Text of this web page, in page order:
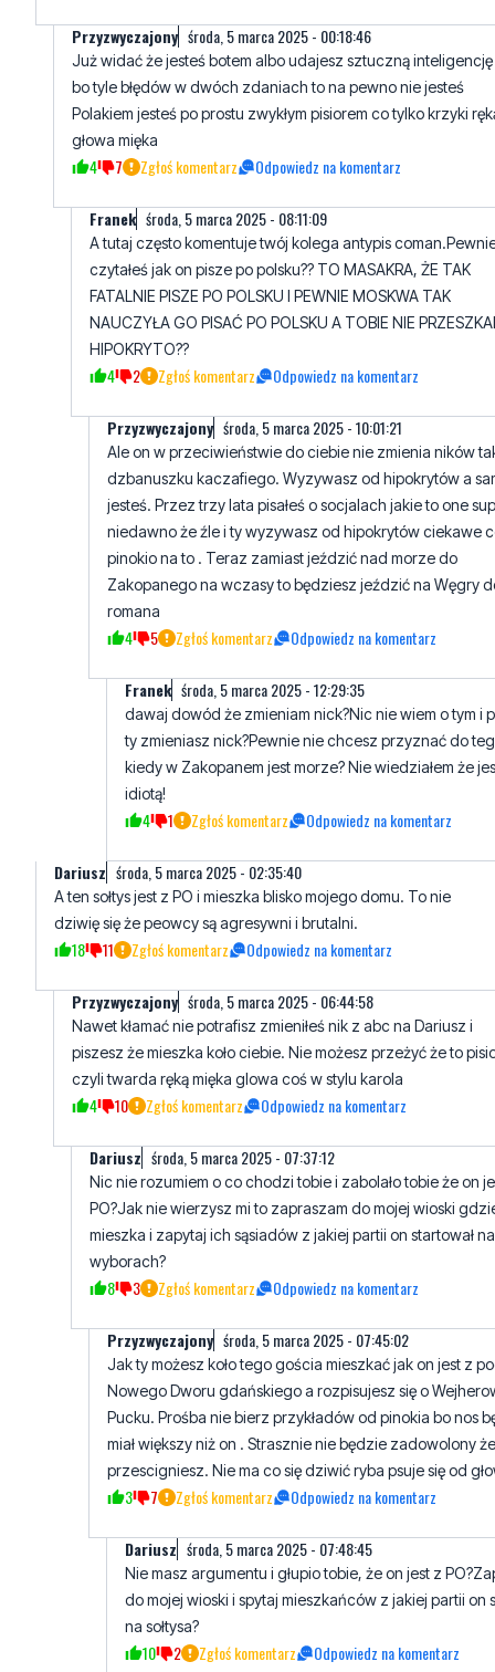
Przyzwyczajony środa, 5 marca 2025 - 00:18:46
Już widać że jesteś botem albo udajesz sztuczną inteligencję
bo tyle błędów w dwóch zdaniach to na pewno nie jesteś
Polakiem jesteś po prostu zwykłym pisiorem co tylko krzyki
głowa mięka
4 7 Zgłoś komentarz Odpowiedz na komentarz
Franek środa, 5 marca 2025 - 08:11:09
A tutaj często komentuje twój kolega antypis
czytałeś jak on pisze po polsku?? TO MASAKRA, ŻE TAK
FATALNIE PISZE PO POLSKU I PEWNIE MOSKWA TAK
NAUCZYŁA GO PISAĆ PO POLSKU A TOBIE NIE
HIPOKRYTO??
4 2 Zgłoś komentarz Odpowiedz na komentarz
Przyzwyczajony środa, 5 marca 2025 - 10:01:21
Ale on w przeciwieństwie do ciebie nie zmienia ników
dzbanuszku kaczafiego. Wyzywasz od hipokrytów a
jesteś. Przez trzy lata pisałeś o socjalach jakie to one
niedawno że źle i ty wyzywasz od hipokrytów ciekawe
pinokio na to . Teraz zamiast jeździć nad morze do
Zakopanego na wczasy to będziesz jeździć na Węgry
romana
4 5 Zgłoś komentarz Odpowiedz na komentarz
Franek środa, 5 marca 2025 - 12:29:35
dawaj dowód że zmieniam nick?Nic nie wiem o tym i
ty zmieniasz nick?Pewnie nie chcesz przyznać do
kiedy w Zakopanem jest morze? Nie wiedziałem że
idiotą!
4 1 Zgłoś komentarz Odpowiedz na komentarz
Dariusz środa, 5 marca 2025 - 02:35:40
A ten sołtys jest z PO i mieszka blisko mojego domu. To nie
dziwię się że peowcy są agresywni i brutalni.
18 11 Zgłoś komentarz Odpowiedz na komentarz
Przyzwyczajony środa, 5 marca 2025 - 06:44:58
Nawet kłamać nie potrafisz zmieniłeś nik z abc na Dariusz i
piszesz że mieszka koło ciebie. Nie możesz przeżyć że to
czyli twarda ręką mięka glowa coś w stylu karola
4 10 Zgłoś komentarz Odpowiedz na komentarz
Dariusz środa, 5 marca 2025 - 07:37:12
Nic nie rozumiem o co chodzi tobie i zabolało tobie że on
PO?Jak nie wierzysz mi to zapraszam do mojej wioski
mieszka i zapytaj ich sąsiadów z jakiej partii on startował na
wyborach?
8 3 Zgłoś komentarz Odpowiedz na komentarz
Przyzwyczajony środa, 5 marca 2025 - 07:45:02
Jak ty możesz koło tego gościa mieszkać jak on jest z
Nowego Dworu gdańskiego a rozpisujesz się o
Pucku. Prośba nie bierz przykładów od pinokia bo nos
miał większy niż on . Strasznie nie będzie zadowolony
przescigniesz. Nie ma co się dziwić ryba psuje się od
3 7 Zgłoś komentarz Odpowiedz na komentarz
Dariusz środa, 5 marca 2025 - 07:48:45
Nie masz argumentu i głupio tobie, że on jest z
do mojej wioski i spytaj mieszkańców z jakiej partii on
na sołtysa?
10 2 Zgłoś komentarz Odpowiedz na komentarz